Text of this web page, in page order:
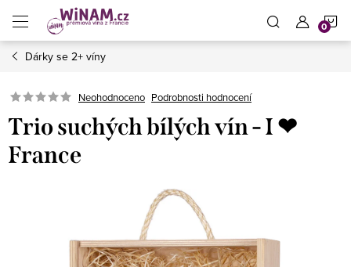
obsah
Dárky se 2+ víny
Neohodnoceno Podrobnosti hodnocení
Trio suchých bílých vín - I ❤︎
France